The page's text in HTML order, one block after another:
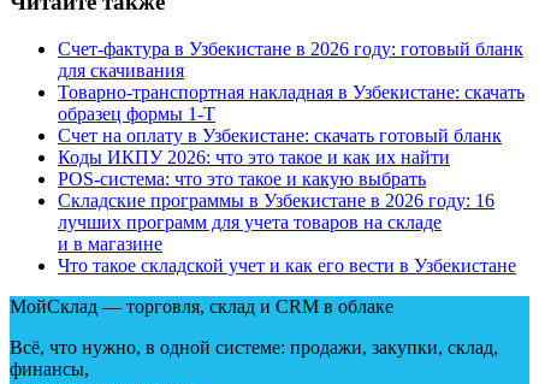
Счет-фактура в Узбекистане в 2026 году: готовый бланк
для скачивания
Товарно-транспортная накладная в Узбекистане: скачать
образец формы 1‑Т
Счет на оплату в Узбекистане: скачать готовый бланк
Коды ИКПУ 2026: что это такое и как их найти
POS-система: что это такое и какую выбрать
Складские программы в Узбекистане в 2026 году: 16
лучших программ для учета товаров на складе
и в магазине
Что такое складской учет и как его вести в Узбекистане
МойСклад — торговля, склад и CRM в облаке
Всё, что нужно, в одной системе: продажи, закупки, склад,
финансы,